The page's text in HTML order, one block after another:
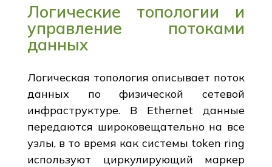
Логические топологии и
управление потоками
данных
Логическая топология описывает поток
данных по физической сетевой
инфраструктуре. В Ethernet данные
передаются широковещательно на все
узлы, в то время как системы token ring
используют циркулирующий маркер